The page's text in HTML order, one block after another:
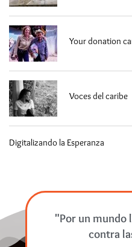
Your donation
Voces del caribe
Digitalizando la Esperanza
"Por un mundo
contra